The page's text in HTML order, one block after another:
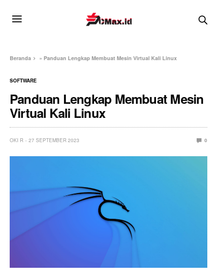
Beranda » Panduan Lengkap Membuat Mesin Virtual Kali Linux
SOFTWARE
Panduan Lengkap Membuat Mesin
Virtual Kali Linux
OKI R 27 SEPTEMBER 2023 0